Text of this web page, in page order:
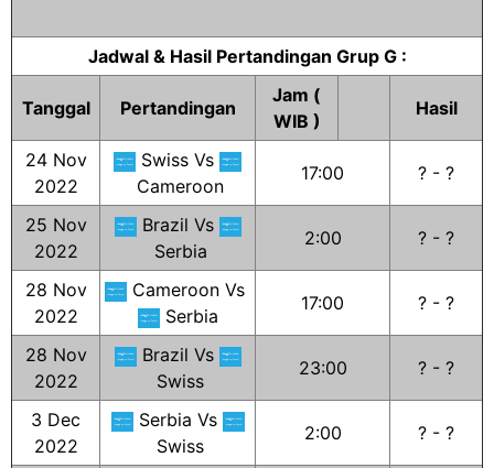
Jadwal & Hasil Pertandingan Grup G :
Tanggal Pertandingan
Jam (
WIB )
Hasil
24 Nov
2022
Swiss Vs
Cameroon
17:00 ? - ?
25 Nov
2022
Brazil Vs
Serbia
2:00 ? - ?
28 Nov
2022
Cameroon Vs
Serbia
17:00 ? - ?
28 Nov
2022
Brazil Vs
Swiss
23:00 ? - ?
3 Dec
2022
Serbia Vs
Swiss
2:00 ? - ?